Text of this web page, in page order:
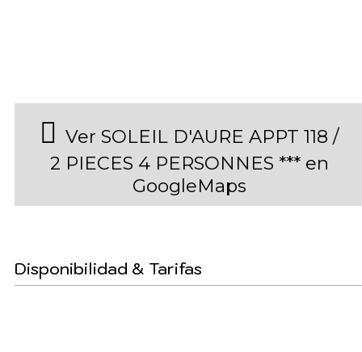
Ver SOLEIL D'AURE APPT 118 /
2 PIECES 4 PERSONNES *** en
GoogleMaps
Disponibilidad & Tarifas